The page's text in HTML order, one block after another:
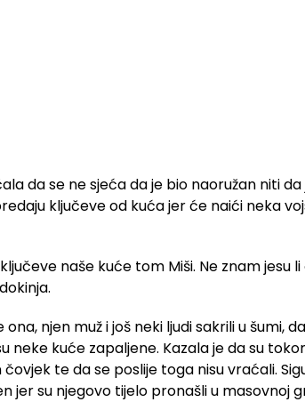
da se ne sjeća da je bio naoružan niti
ključeve od kuća jer će naići neka
naše kuće tom Miši. Ne znam jesu
ona, njen muž i još neki ljudi sakrili u šumi,
neke kuće zapaljene. Kazala je da su
čovjek te da se poslije toga nisu vraćali.
jer su njegovo tijelo pronašli u masovnoj